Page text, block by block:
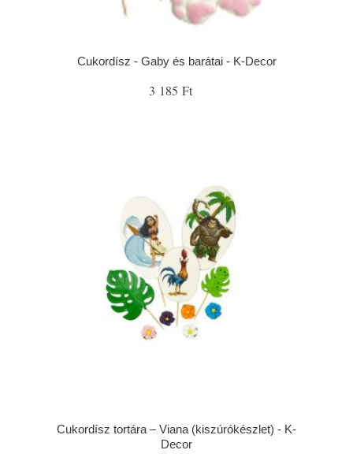
Cukordísz - Gaby és barátai - K-Decor
3 185 Ft
Cukordísz tortára – Viana (kiszúrókészlet) - K-
Decor